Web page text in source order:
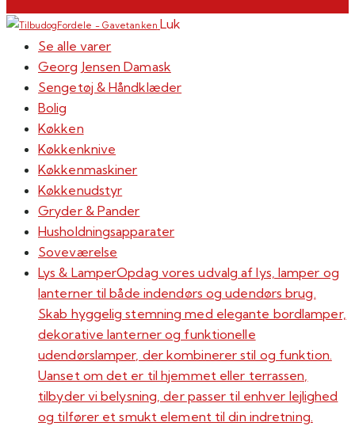
Luk
Se alle varer
Georg Jensen Damask
Sengetøj & Håndklæder
Bolig
Køkken
Køkkenknive
Køkkenmaskiner
Køkkenudstyr
Gryder & Pander
Husholdningsapparater
Soveværelse
Lys & LamperOpdag vores udvalg af lys, lamper og
lanterner til både indendørs og udendørs brug.
Skab hyggelig stemning med elegante bordlamper,
dekorative lanterner og funktionelle
udendørslamper, der kombinerer stil og funktion.
Uanset om det er til hjemmet eller terrassen,
tilbyder vi belysning, der passer til enhver lejlighed
og tilfører et smukt element til din indretning.